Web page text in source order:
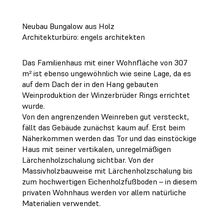
Neubau Bungalow aus Holz
Architekturbüro: engels architekten
Das Familienhaus mit einer Wohnfläche von 307
m² ist ebenso ungewöhnlich wie seine Lage, da es
auf dem Dach der in den Hang gebauten
Weinproduktion der Winzerbrüder Rings errichtet
wurde.
Von den angrenzenden Weinreben gut versteckt,
fällt das Gebäude zunächst kaum auf. Erst beim
Näherkommen werden das Tor und das einstöckige
Haus mit seiner vertikalen, unregelmäßigen
Lärchenholzschalung sichtbar. Von der
Massivholzbauweise mit Lärchenholzschalung bis
zum hochwertigen Eichenholzfußboden – in diesem
privaten Wohnhaus werden vor allem natürliche
Materialien verwendet.